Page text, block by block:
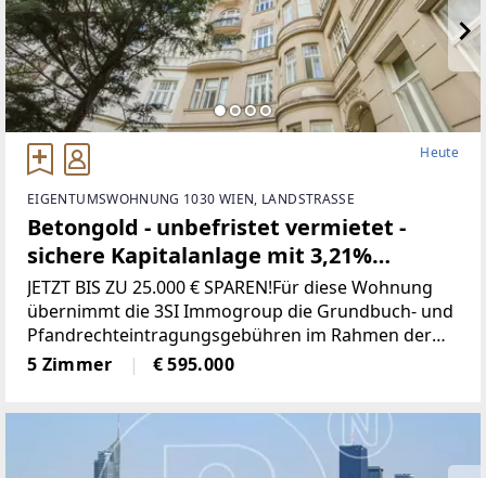
Heute
EIGENTUMSWOHNUNG 1030 WIEN, LANDSTRASSE
Betongold - unbefristet vermietet -
sichere Kapitalanlage mit 3,21%
Rendite im Herzen der Stadt mit
Zukunftspotenzial!
JETZT BIS ZU 25.000 € SPAREN!Für diese Wohnung
übernimmt die 3SI Immogroup die Grundbuch- und
Pfandrechteintragungsgebühren im Rahmen der
3SI Gebühren-Aktion. Alle Details:
www.3si.at/de/gebuehren-aktion
5 Zimmer € 595.000